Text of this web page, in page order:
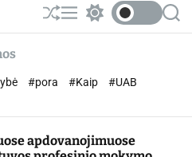
S
h
e
M
e w
h
o
r
S
e
#pora #Kaip
#UAB
apdovanojimuose